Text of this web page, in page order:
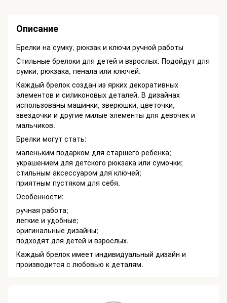
Описание
Брелки на сумку, рюкзак и ключи ручной работы
Стильные брелоки для детей и взрослых. Подойдут для
сумки, рюкзака, пенала или ключей.
Каждый брелок создан из ярких декоративных
элементов и силиконовых деталей. В дизайнах
использованы машинки, зверюшки, цветочки,
звездочки и другие милые элементы для девочек и
мальчиков.
Брелки могут стать:
маленьким подарком для старшего ребенка;
украшением для детского рюкзака или сумочки;
стильным аксессуаром для ключей;
приятным пустяком для себя.
Особенности:
ручная работа;
легкие и удобные;
оригинальные дизайны;
подходят для детей и взрослых.
Каждый брелок имеет индивидуальный дизайн и
производится с любовью к деталям.